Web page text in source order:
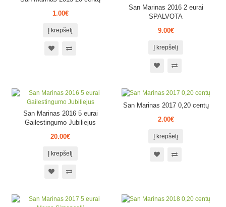
1.00€
Į krepšelį
San Marinas 2016 2 eurai
SPALVOTA
9.00€
Į krepšelį
San Marinas 2016 5 eurai
Gailestingumo Jubiliejus
20.00€
Į krepšelį
San Marinas 2017 0,20 centų
2.00€
Į krepšelį